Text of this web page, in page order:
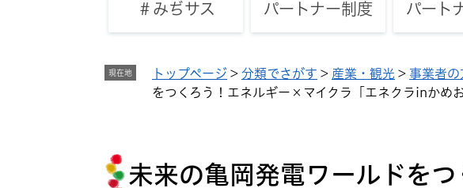
＃みぢサス パートナー制度 パート
現在地 トップページ > 分類でさがす > 産業・観光 > 事業者の
をつくろう！エネルギー×マイクラ「エネクラinかめ
文
未来の亀岡発電ワールドを